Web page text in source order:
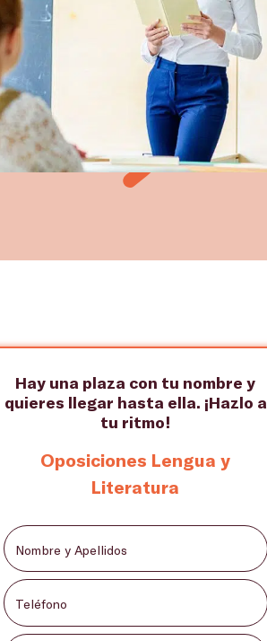
Hay una plaza con tu nombre y
quieres llegar hasta ella. ¡Hazlo a
tu ritmo!
Oposiciones Lengua y
Literatura
Nombre y Apellidos
Teléfono